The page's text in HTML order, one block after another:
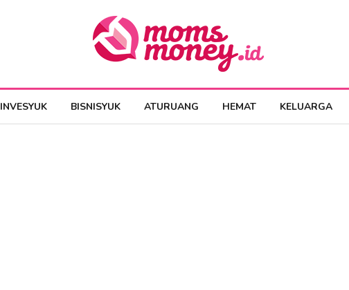
INVESYUK BISNISYUK ATURUANG HEMAT KELUARGA